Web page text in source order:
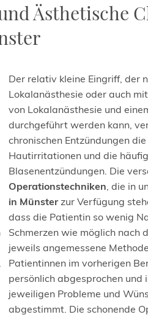
Ästhetische
Der relativ kleine Eingriff, der
Lokalanästhesie oder auch
von Lokalanästhesie und
durchgeführt werden kann,
chronischen Entzündungen
Hautirritationen und die
Blasenentzündungen. Die
Operationstechniken, die in
in Münsterzur Verfügung
dass die Patientin so wenig
Schmerzen wie möglich nach
jeweils angemessene
Patientinnen im vorherigen
persönlich abgesprochen und
jeweiligen Probleme und
abgestimmt. Die schonende